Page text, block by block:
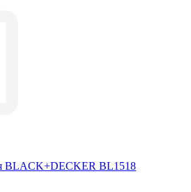
BLACK+DECKER BL1518